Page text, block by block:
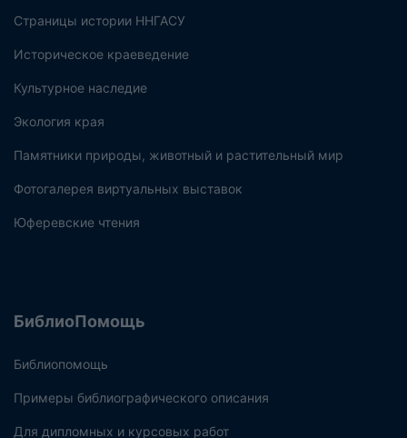
Страницы истории ННГАСУ
Историческое краеведение
Культурное наследие
Экология края
Памятники природы, животный и растительный мир
Фотогалерея виртуальных выставок
Юферевские чтения
БиблиоПомощь
Библиопомощь
Примеры библиографического описания
Для дипломных и курсовых работ